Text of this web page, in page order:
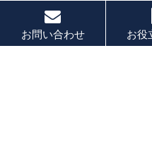
お問い合わせ お役